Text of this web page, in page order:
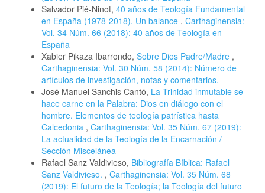
Salvador Pié-Ninot, 40 años de Teología Fundamental
en España (1978-2018). Un balance , Carthaginensia:
Vol. 34 Núm. 66 (2018): 40 años de Teología en
España
Xabier Pikaza Ibarrondo, Sobre Dios Padre/Madre ,
Carthaginensia: Vol. 30 Núm. 58 (2014): Número de
artículos de investigación, notas y comentarios.
José Manuel Sanchis Cantó, La Trinidad inmutable se
hace carne en la Palabra: Dios en diálogo con el
hombre. Elementos de teología patrística hasta
Calcedonia , Carthaginensia: Vol. 35 Núm. 67 (2019):
La actualidad de la Teología de la Encarnación /
Sección Miscelánea
Rafael Sanz Valdivieso, Bibliografía Bíblica: Rafael
Sanz Valdivieso. , Carthaginensia: Vol. 35 Núm. 68
(2019): El futuro de la Teología; la Teología del futuro